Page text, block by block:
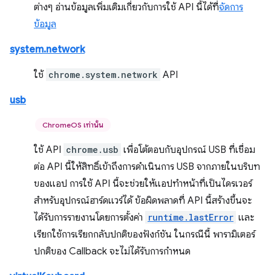
ต่างๆ อ่านข้อมูลเพิ่มเติมเกี่ยวกับการใช้ API นี้ได้ที่จัดการ
ข้อมูล
system.network
ใช้ chrome.system.network API
usb
ChromeOS เท่านั้น
ใช้ API chrome.usb เพื่อโต้ตอบกับอุปกรณ์ USB ที่เชื่อม
ต่อ API นี้ให้สิทธิ์เข้าถึงการดำเนินการ USB จากภายในบริบท
ของแอป การใช้ API นี้จะช่วยให้แอปทำหน้าที่เป็นไดรเวอร์
สำหรับอุปกรณ์ฮาร์ดแวร์ได้ ข้อผิดพลาดที่ API นี้สร้างขึ้นจะ
ได้รับการรายงานโดยการตั้งค่า runtime.lastError และ
เรียกใช้การเรียกกลับปกติของฟังก์ชัน ในกรณีนี้ พารามิเตอร์
ปกติของ Callback จะไม่ได้รับการกำหนด